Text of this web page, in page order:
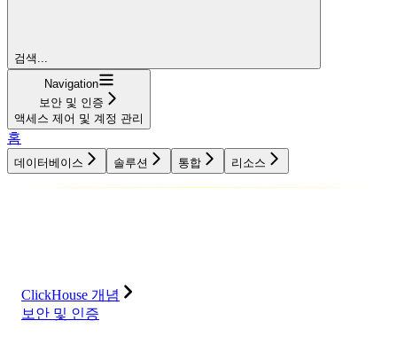
검색...
Navigation
보안 및 인증
액세스 제어 및 계정 관리
홈
데이터베이스 솔루션 통합 리소스
ClickHouse 개념
보안 및 인증